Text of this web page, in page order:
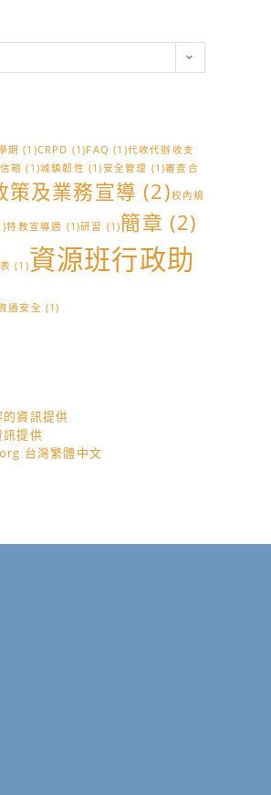
期 (1)CRPD (1)FAQ (1)代收代辦收支
箱 (1)城鎮韌性 (1)安全管理 (1)審查合
策及業務宣導 (2)校內規
特教宣導週 (1)研習 (1)簡章 (2)
(1)資源班行政助
通安全 (1)
資訊提供
訊提供
台灣繁體中文